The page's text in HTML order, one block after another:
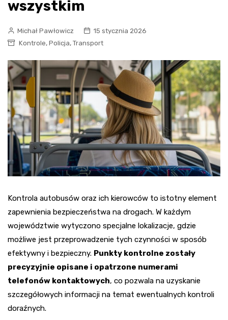
wszystkim
Michał Pawłowicz
15 stycznia 2026
Kontrole, Policja, Transport
Kontrola autobusów oraz ich kierowców to istotny element
zapewnienia bezpieczeństwa na drogach. W każdym
województwie wytyczono specjalne lokalizacje, gdzie
możliwe jest przeprowadzenie tych czynności w sposób
efektywny i bezpieczny. Punkty kontrolne zostały
precyzyjnie opisane i opatrzone numerami
telefonów kontaktowych, co pozwala na uzyskanie
szczegółowych informacji na temat ewentualnych kontroli
doraźnych.